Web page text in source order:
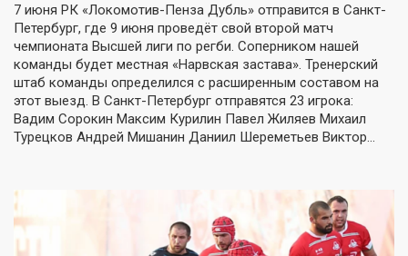
7 июня РК «Локомотив-Пенза Дубль» отправится в Санкт-
Петербург, где 9 июня проведёт свой второй матч
чемпионата Высшей лиги по регби. Соперником нашей
команды будет местная «Нарвская застава». Тренерский
штаб команды определился с расширенным составом на
этот выезд. В Санкт-Петербург отправятся 23 игрока:
Вадим Сорокин Максим Курилин Павел Жиляев Михаил
Турецков Андрей Мишанин Даниил Шереметьев Виктор…